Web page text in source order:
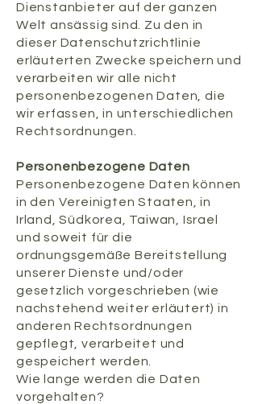
Dienstanbieter auf der ganzen
Welt ansässig sind. Zu den in
dieser Datenschutzrichtlinie
erläuterten Zwecke speichern und
verarbeiten wir alle nicht
personenbezogenen Daten, die
wir erfassen, in unterschiedlichen
Rechtsordnungen.
Personenbezogene Daten
Personenbezogene Daten können
in den Vereinigten Staaten, in
Irland, Südkorea, Taiwan, Israel
und soweit für die
ordnungsgemäße Bereitstellung
unserer Dienste und/oder
gesetzlich vorgeschrieben (wie
nachstehend weiter erläutert) in
anderen Rechtsordnungen
gepflegt, verarbeitet und
gespeichert werden.
​Wie lange werden die Daten
vorgehalten?